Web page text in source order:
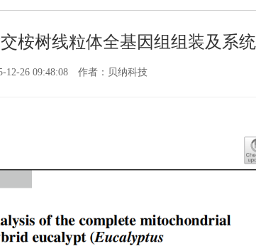
桉树线粒体全基因组组装及系
12-26 09:48:08 作者：贝纳科技